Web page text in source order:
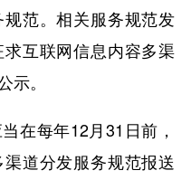
范。相关服务规范发
互联网信息内容多渠
。
在每年12月31日前，
道分发服务规范报送